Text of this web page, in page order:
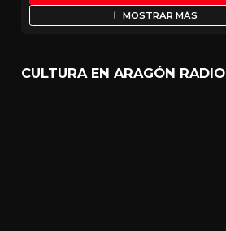
MOSTRAR MÁS
CULTURA EN ARAGÓN RADIO